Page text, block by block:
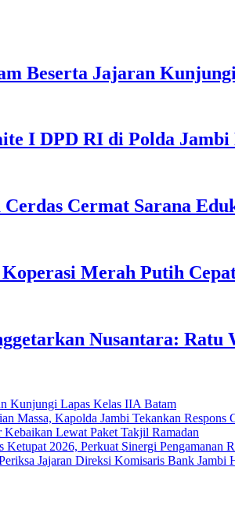
Beserta Jajaran
I DPD RI di Polda
Cermat Sarana
Merah Putih
Nusantara:
Kunjungi Lapas Kelas IIA Batam
Massa, Kapolda Jambi Tekankan Respons
Lewat Paket Takjil Ramadan
2026, Perkuat Sinergi Pengamanan
Jajaran Direksi Komisaris Bank Jambi